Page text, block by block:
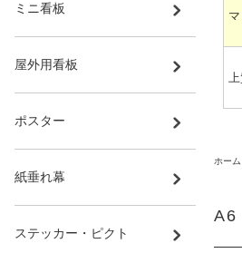
ホーム
A6
ミニ看板
屋外用看板
ポスター
紙垂れ幕
ステッカー・ピクト